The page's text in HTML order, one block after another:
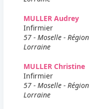
MULLER Audrey
Infirmier
57 - Moselle - Région
Lorraine
MULLER Christine
Infirmier
57 - Moselle - Région
Lorraine